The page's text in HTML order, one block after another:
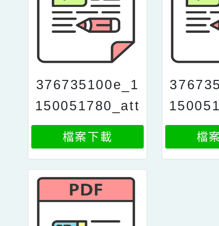
376735100e_1
150051780_att
ach3
檔案下載 檔